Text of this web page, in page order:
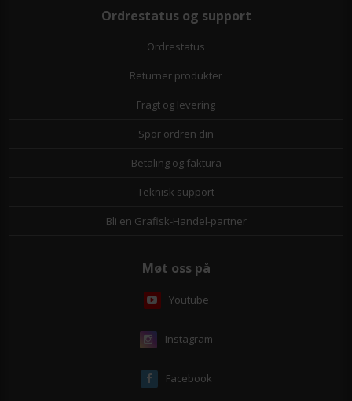
Ordrestatus og support
Ordrestatus
Returner produkter
Fragt og levering
Spor ordren din
Betaling og faktura
Teknisk support
Bli en Grafisk-Handel-partner
Møt oss på
Youtube
Instagram
Facebook